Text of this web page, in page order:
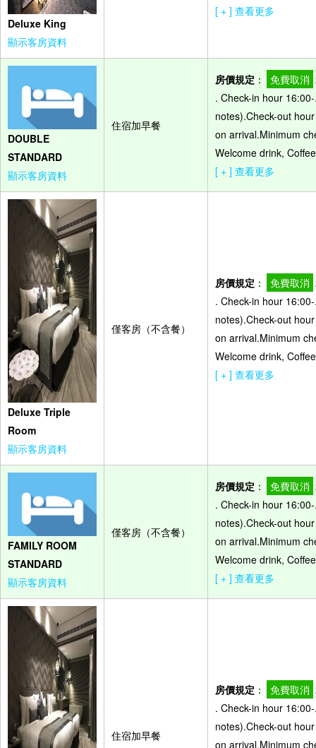
Deluxe King
顯示客房資料
[ + ] 查看更多
DOUBLE
STANDARD
顯示客房資料
住宿加早餐
房價規定 ： 免費取消
. Check-in hour
notes).Check-out
on arrival.Minimum
Welcome drink,
[ + ] 查看更多
Deluxe Triple
Room
顯示客房資料
僅客房（不含餐）
房價規定 ： 免費取消
. Check-in hour
notes).Check-out
on arrival.Minimum
Welcome drink,
[ + ] 查看更多
FAMILY ROOM
STANDARD
顯示客房資料
僅客房（不含餐）
房價規定 ： 免費取消
. Check-in hour
notes).Check-out
on arrival.Minimum
Welcome drink,
[ + ] 查看更多
住宿加早餐
房價規定 ： 免費取消
. Check-in hour
notes).Check-out
on arrival.Minimum